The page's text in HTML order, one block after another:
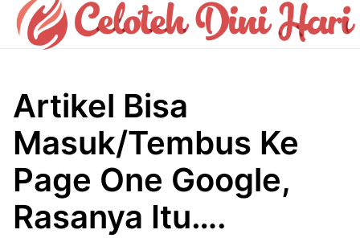
Artikel Bisa
Masuk/Tembus Ke
Page One Google,
Rasanya Itu….